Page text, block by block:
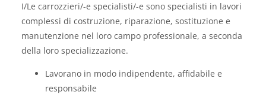
I/Le carrozzieri/-e specialisti/-e sono specialisti in lavori
complessi di costruzione, riparazione, sostituzione e
manutenzione nel loro campo professionale, a seconda
della loro specializzazione.
Lavorano in modo indipendente, affidabile e
responsabile